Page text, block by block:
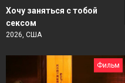
Хочу заняться с тобой
сексом
2026, США
Фильм